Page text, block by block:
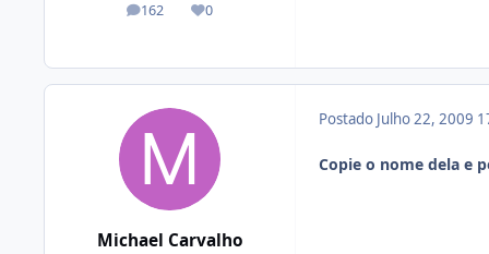
162
posts 0
Reputação
Michael Carvalho
Postado Julho 22, 2009
Copie o nome dela e